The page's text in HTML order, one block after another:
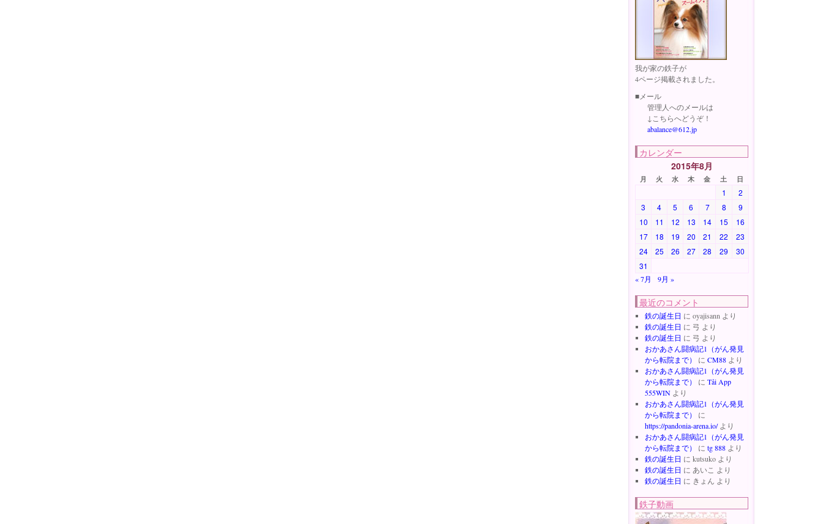
我が家の鉄子が
4ページ掲載されました。
■メール
管理人へのメールは
↓こちらへどうぞ！
abalance@612.jp
カレンダー
2015年8月
月 火 水 木 金 土 日
1
2
3
4 5 6 7 8
9
10
11 12 13 14 15
16
17
18 19 20 21 22
23
24
25 26 27 28 29
30
31
« 7月 9月 »
最近のコメント
鉄の誕生日 に oyajisann より
鉄の誕生日 に 弓 より
鉄の誕生日 に 弓 より
おかあさん闘病記1（がん発見
から転院まで）
に CM88より
おかあさん闘病記1（がん発見
から転院まで）
に Tải App
555WINより
おかあさん闘病記1（がん発見
から転院まで）
に
https://pandonia-arena.io/より
おかあさん闘病記1（がん発見
から転院まで）
に tg 888より
鉄の誕生日 に kutsukoより
鉄の誕生日 に あいこ より
鉄の誕生日 に きょん より
鉄子動画